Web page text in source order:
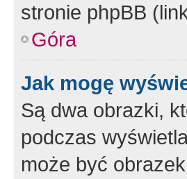
stronie phpBB
Góra
Jak mogę
Są dwa obrazki,
podczas
może być